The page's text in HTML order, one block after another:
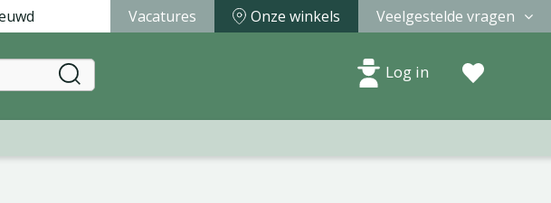
Vacatures Onze winkels Veelgestelde vragen
Log in